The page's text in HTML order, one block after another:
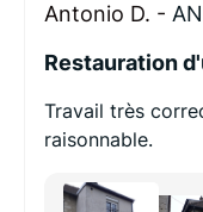
Antonio D. -
Restauration
Travail très
raisonnable.